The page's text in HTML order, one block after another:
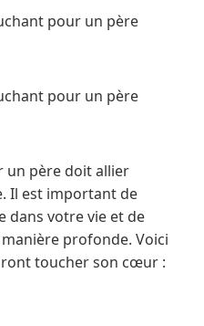
pour un père
pour un père
un père doit allier
Il est important de
dans votre vie et de
profonde. Voici
toucher son cœur :